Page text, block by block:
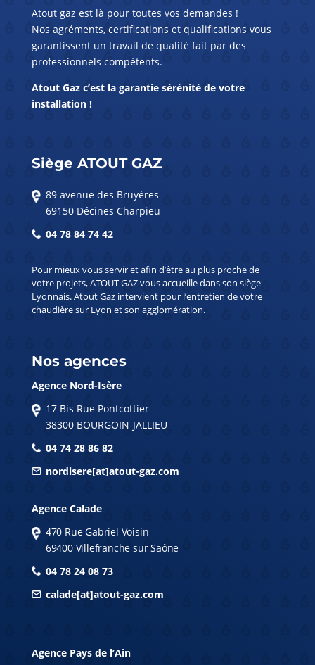
Atout gaz est là pour toutes vos demandes !
Nos agréments, certifications et qualifications vous
garantissent un travail de qualité fait par des
professionnels compétents.
Atout Gaz c’est la garantie sérénité de votre
installation !
Siège ATOUT GAZ
89 avenue des Bruyères
69150 Décines Charpieu
04 78 84 74 42
Pour mieux vous servir et afin d’être au plus proche de
votre projets, ATOUT GAZ vous accueille dans son siège
Lyonnais. Atout Gaz intervient pour l’entretien de votre
chaudière sur Lyon et son agglomération.
Nos agences
Agence Nord-Isère
17 Bis Rue Pontcottier
38300 BOURGOIN-JALLIEU
04 74 28 86 82
nordisere[at]atout-gaz.com
Agence Calade
470 Rue Gabriel Voisin
69400 Villefranche sur Saône
04 78 24 08 73
calade[at]atout-gaz.com
Agence Pays de l’Ain